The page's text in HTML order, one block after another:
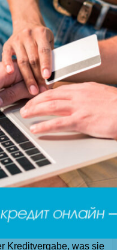
Kreditvergabe, was sie